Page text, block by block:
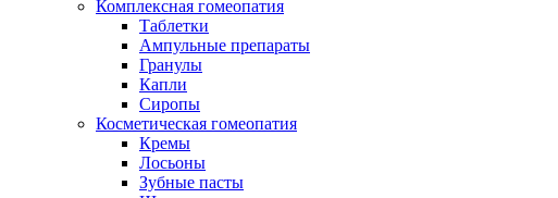
Комплексная гомеопатия
Таблетки
Ампульные препараты
Гранулы
Капли
Сиропы
Косметическая гомеопатия
Кремы
Лосьоны
Зубные пасты